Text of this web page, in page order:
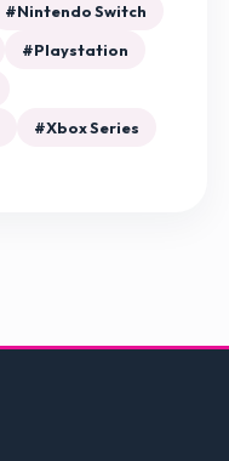
#Nintendo Switch
#Playstation
#Xbox Series